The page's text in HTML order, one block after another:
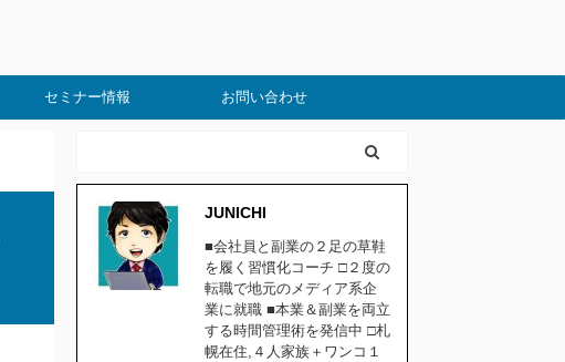
セミナー情報 お問い合わせ
JUNICHI
■会社員と副業の２足の草鞋
を履く習慣化コーチ □２度の
転職で地元のメディア系企
業に就職 ■本業＆副業を両立
する時間管理術を発信中 □札
幌在住,４人家族＋ワンコ１